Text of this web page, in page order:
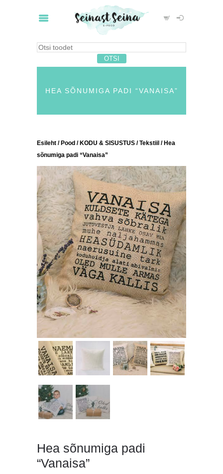
HEA SÕNUMIGA PADI “VANAISA”
Esileht / Pood / KODU & SISUSTUS /Tekstiil / Hea
sõnumiga padi “Vanaisa”
Hea sõnumiga padi
“Vanaisa”